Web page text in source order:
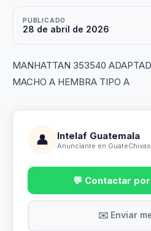
PUBLICADO
28 de abril de 2026
MANHATTAN 353540
MACHO A HEMBRA TIPO A
👤 Intelaf Guatemala
Anunciante en GuateChivas
💬 Contactar
✉️ Enviar